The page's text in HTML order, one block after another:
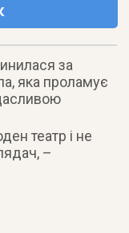
за
яка проламує
театр і не
–